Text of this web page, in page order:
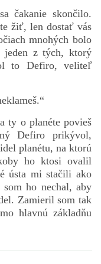
čakanie skončilo.
žiť, len dostať vás
mnohých bolo
z tých, ktorý
to Defiro, veliteľ
ty o planéte povieš
Defiro prikývol,
planétu, na ktorú
ho ktosi ovalil
ústa mi stačili ako
ho nechal, aby
Zamieril som tak
hlavnú základňu